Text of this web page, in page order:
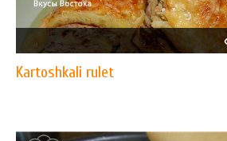
Kartoshkali rulet